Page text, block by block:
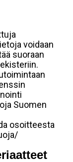
voidaan
suoraan
Suomen
osoitteesta